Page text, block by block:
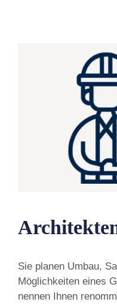
Sie planen Umbau,
Möglichkeiten eines
nennen Ihnen